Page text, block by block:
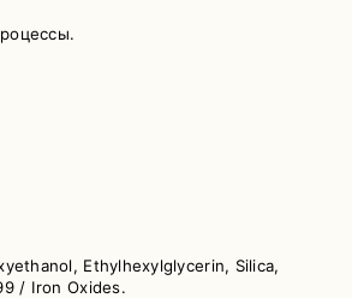
Ethylhexylglycerin, Silica,
/ Iron Oxides.